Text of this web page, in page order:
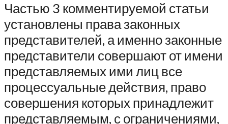
Частью 3 комментируемой статьи
установлены права законных
представителей, а именно законные
представители совершают от имени
представляемых ими лиц все
процессуальные действия, право
совершения которых принадлежит
представляемым, с ограничениями,